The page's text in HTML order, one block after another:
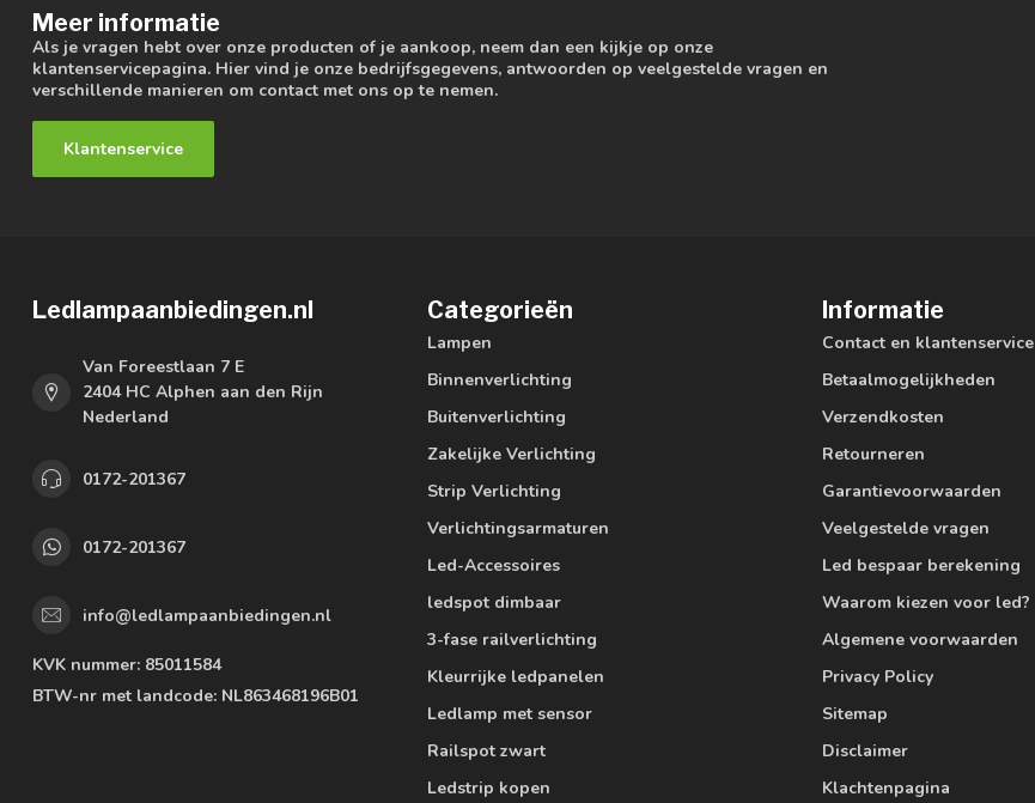
Meer informatie
Als je vragen hebt over onze producten of je aankoop, neem dan een kijkje op onze
klantenservicepagina. Hier vind je onze bedrijfsgegevens, antwoorden op veelgestelde vragen en
verschillende manieren om contact met ons op te nemen.
Klantenservice
Ledlampaanbiedingen.nl
Van Foreestlaan 7 E
2404 HC Alphen aan den Rijn
Nederland
0172-201367
0172-201367
info@ledlampaanbiedingen.nl
KVK nummer: 85011584
BTW-nr met landcode: NL863468196B01
Categorieën
Lampen
Binnenverlichting
Buitenverlichting
Zakelijke Verlichting
Strip Verlichting
Verlichtingsarmaturen
Led-Accessoires
ledspot dimbaar
3-fase railverlichting
Kleurrijke ledpanelen
Ledlamp met sensor
Railspot zwart
Ledstrip kopen
Informatie
Contact en klantenservice
Betaalmogelijkheden
Verzendkosten
Retourneren
Garantievoorwaarden
Veelgestelde vragen
Led bespaar berekening
Waarom kiezen voor led?
Algemene voorwaarden
Privacy Policy
Sitemap
Disclaimer
Klachtenpagina